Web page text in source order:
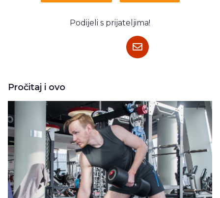
Podijeli s prijateljima!
Pročitaj i ovo